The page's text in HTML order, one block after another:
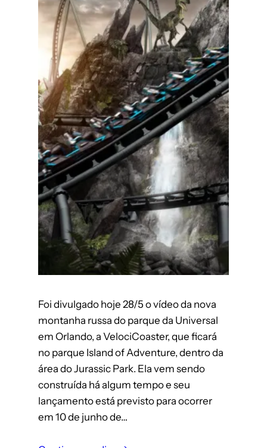
Foi divulgado hoje 28/5 o vídeo da nova
montanha russa do parque da Universal
em Orlando, a VelociCoaster, que ficará
no parque Island of Adventure, dentro da
área do Jurassic Park. Ela vem sendo
construída há algum tempo e seu
lançamento está previsto para ocorrer
em 10 de junho de…